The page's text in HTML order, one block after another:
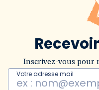
Inscrivez-vous pour
Votre adresse mail